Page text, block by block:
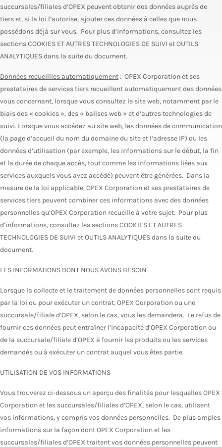
succursales/filiales d’OPEX peuvent obtenir des données auprès de
tiers et, si la loi l’autorise, ajouter ces données à celles que nous
possédons déjà sur vous. Pour plus d’informations, consultez les
sections COOKIES ET AUTRES TECHNOLOGIES DE SUIVI et OUTILS
ANALYTIQUES dans la suite du document.
Données recueillies automatiquement : OPEX Corporation et ses
prestataires de services tiers recueillent automatiquement des données
vous concernant, lorsque vous consultez le site web, notamment par le
biais des « cookies », des « balises web » et d’autres technologies de
suivi. Lorsque vous accédez au site web, les données de communication
(la page d’accueil du nom du domaine du site et l’adresse IP) ou les
données d’utilisation (par exemple, les informations sur le début, la fin
et la durée de chaque accès, tout comme les informations liées aux
services auxquels vous avez accédé) peuvent être générées. Dans la
mesure de la loi applicable, OPEX Corporation et ses prestataires de
services tiers peuvent combiner ces informations avec des données
personnelles qu’OPEX Corporation recueille à votre sujet. Pour plus
d’informations, consultez les sections COOKIES ET AUTRES
TECHNOLOGIES DE SUIVI et OUTILS ANALYTIQUES dans la suite du
document.
LES INFORMATIONS DONT NOUS AVONS BESOIN
Lorsque la collecte et le traitement de données personnelles sont requis
par la loi ou pour exécuter un contrat, OPEX Corporation ou une
succursale/filiale d’OPEX, selon le cas, vous les demandera. Le refus de
fournir ces données peut entraîner l’incapacité d’OPEX Corporation ou
de la succursale/filiale d’OPEX à fournir les produits ou les services
demandés ou à exécuter un contrat auquel vous êtes partie.
UTILISATION DE VOS INFORMATIONS
Vous trouverez ci-dessous un aperçu des finalités pour lesquelles OPEX
Corporation et les succursales/filiales d’OPEX, selon le cas, utilisent
vos informations, y compris vos données personnelles. De plus amples
informations sur la façon dont OPEX Corporation et les
succursales/filiales d’OPEX traitent vos données personnelles peuvent